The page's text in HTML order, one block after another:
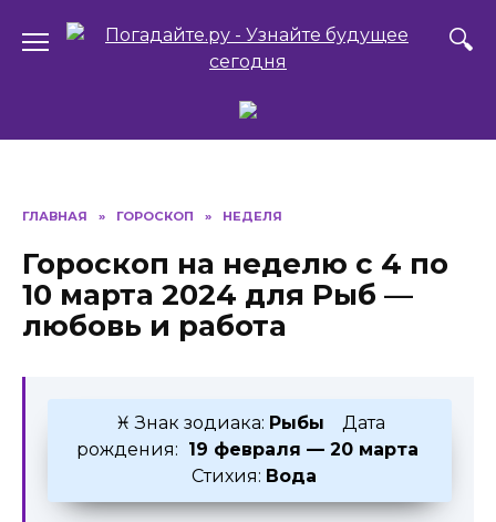
ГЛАВНАЯ » ГОРОСКОП » НЕДЕЛЯ
Гороскоп на неделю с 4 по
10 марта 2024 для Рыб —
любовь и работа
♓ Знак зодиака: Рыбы Дата
рождения: 19 февраля — 20 марта
Стихия: Вода